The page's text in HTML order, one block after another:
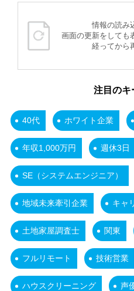
情報の読み
画面の更新をしても
経ってから
注目のキ
40代 ホワイト企業
年収1,000万円 週休3日
SE（システムエンジニア）
地域未来牽引企業 キャ
土地家屋調査士 関東
フルリモート 技術営業
ハウスクリーニング 声